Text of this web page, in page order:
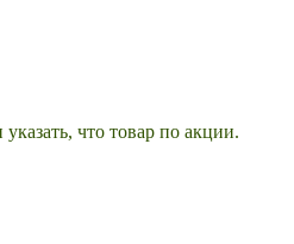
что товар по акции.